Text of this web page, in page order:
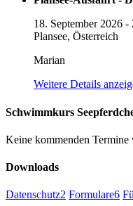
18. September 2026 -
Plansee, Österreich
Marian
Weitere Details
Schwimmkurs
Keine kommenden Termine
Downloads
Datenschutz2 Formulare6